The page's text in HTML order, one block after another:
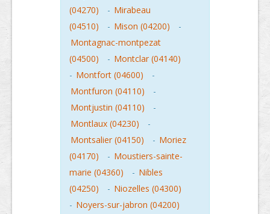
(04270)
- Mirabeau
(04510)
- Mison (04200)
-
Montagnac-montpezat
(04500)
- Montclar (04140)
- Montfort (04600)
-
Montfuron (04110)
-
Montjustin (04110)
-
Montlaux (04230)
-
Montsalier (04150)
- Moriez
(04170)
- Moustiers-sainte-
marie (04360)
- Nibles
(04250)
- Niozelles (04300)
- Noyers-sur-jabron (04200)